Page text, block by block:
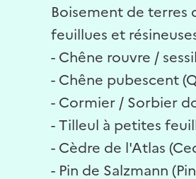
Boisement de terres
feuillues et
- Chêne rouvre /
- Chêne pubescent
- Cormier / Sorbier
- Tilleul à petites
- Cèdre de l'Atlas
- Pin de Salzmann